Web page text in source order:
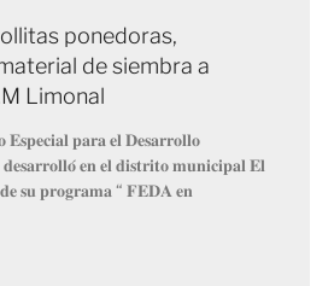
ponedoras,
de siembra a
Limonal
𝐩𝐚𝐫𝐚 𝐞𝐥 𝐃𝐞𝐬𝐚𝐫𝐫𝐨𝐥𝐥𝐨
𝐞𝐧 𝐞𝐥 𝐝𝐢𝐬𝐭𝐫𝐢𝐭𝐨 𝐦𝐮𝐧𝐢𝐜𝐢𝐩𝐚𝐥 𝐄𝐥
𝐬𝐮 𝐩𝐫𝐨𝐠𝐫𝐚𝐦𝐚 “ 𝐅𝐄𝐃𝐀 𝐞𝐧